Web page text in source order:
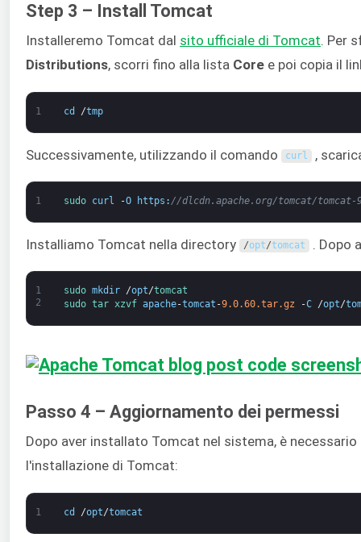
Step 3 – Install Tomcat
Installeremo Tomcat dal sito ufficiale di Tomcat. Per
Distributions, scorri fino alla lista Core e poi copia il
1 cd /tmp
Successivamente, utilizzando il comando curl ,
1 sudo curl -O https : //dlcdn.apache.org/tomcat/
Installiamo Tomcat nella directory /opt/tomcat . Dopo
1
2
sudo mkdir /opt/tomcat
sudo tar xzvf apache-tomcat -9.0.60.tar.gz -C /opt/
Passo 4 – Aggiornamento dei permessi
Dopo aver installato Tomcat nel sistema, è
l'installazione di Tomcat:
1 cd /opt/tomcat